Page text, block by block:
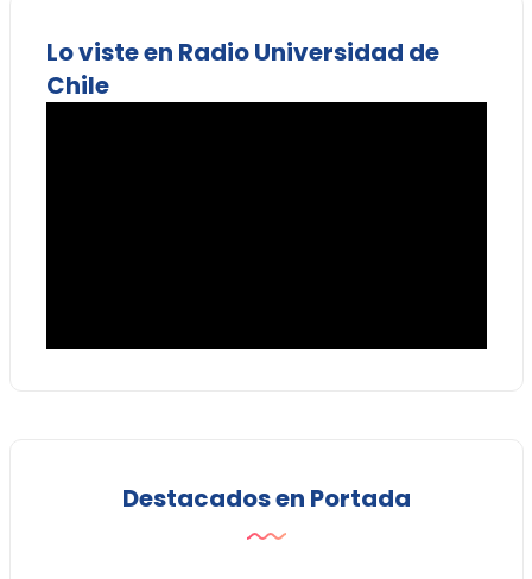
Lo viste en Radio Universidad de
Chile
Destacados en Portada